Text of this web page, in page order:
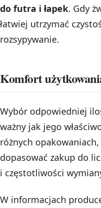
do futra i łapek. Gdy
łatwiej utrzymać
rozsypywanie.
Komfort
Wybór odpowiedniej
ważny jak jego
różnych
dopasować zakup do
i częstotliwości
W informacjach